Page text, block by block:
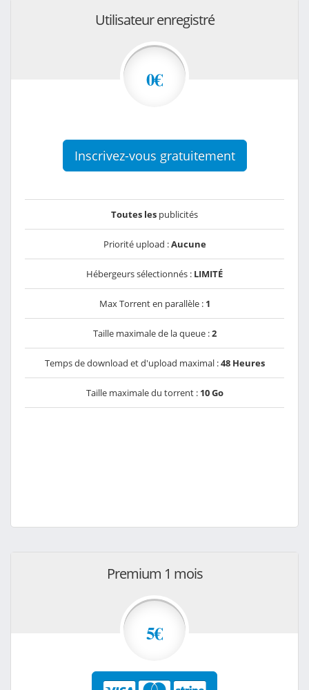
Utilisateur enregistré
0€
Inscrivez-vous gratuitement
Toutes les publicités
Priorité upload :Aucune
Hébergeurs sélectionnés : LIMITÉ
Max Torrent en parallèle : 1
Taille maximale de la queue :2
Temps de download et d'upload maximal :48 Heures
Taille maximale du torrent : 10 Go
Premium 1 mois
5€